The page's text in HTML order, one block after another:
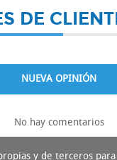
DE
NUEVA OPINIÓN
No hay comentarios
y de terceros